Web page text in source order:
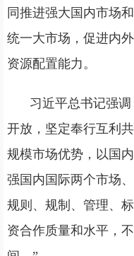
同推进强大国内市场
统一大市场，促进内
资源配置能力。
习近平总书记强
开放，坚定奉行互利
规模市场优势，以国
强国内国际两个市场
规则、规制、管理、
资合作质量和水平，